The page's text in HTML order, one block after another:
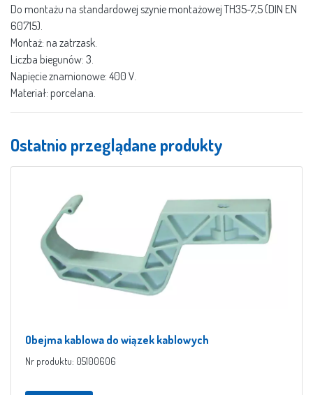
Do montażu na standardowej szynie montażowej TH35-7,5 (DIN EN
60715).
Montaż: na zatrzask.
Liczba biegunów: 3.
Napięcie znamionowe: 400 V.
Materiał: porcelana.
Ostatnio przeglądane produkty
Obejma kablowa do wiązek kablowych
Nr produktu: 05100606